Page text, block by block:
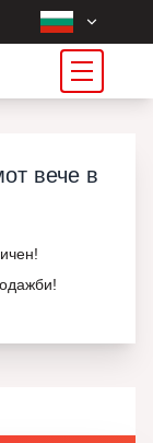
вече в